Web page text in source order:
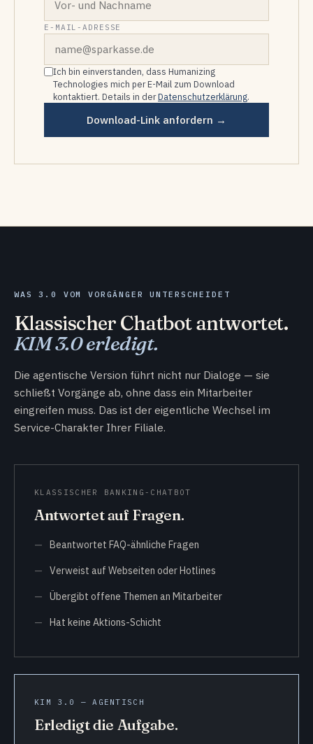
E-MAIL-ADRESSE
Ich bin einverstanden, dass Humanizing
Technologies mich per E-Mail zum Download
kontaktiert. Details in derDatenschutzerklärung.
Download-Link anfordern →
WAS 3.0 VOM VORGÄNGER UNTERSCHEIDET
Klassischer Chatbot antwortet.
KIM 3.0 erledigt.
Die agentische Version führt nicht nur Dialoge — sie
schließt Vorgänge ab, ohne dass ein Mitarbeiter
eingreifen muss. Das ist der eigentliche Wechsel im
Service-Charakter Ihrer Filiale.
KLASSISCHER BANKING-CHATBOT
Antwortet auf Fragen.
Beantwortet FAQ-ähnliche Fragen
Verweist auf Webseiten oder Hotlines
Übergibt offene Themen an Mitarbeiter
Hat keine Aktions-Schicht
KIM 3.0 — AGENTISCH
Erledigt die Aufgabe.